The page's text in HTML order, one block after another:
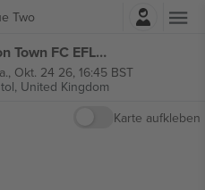
TwoEinloggen
Bristol Rovers FC vs Swindon Town FC EFL League Two tickets
Okt. 24 26, 16:45 BST
United Kingdom
Karte aufkleben